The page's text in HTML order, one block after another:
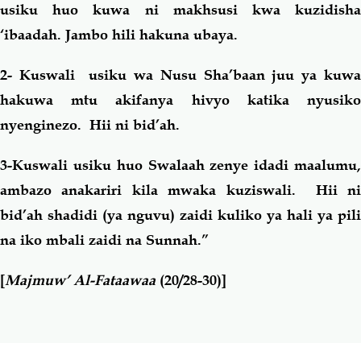
usiku huo kuwa ni makhsusi kwa kuzidisha
‘ibaadah. Jambo hili hakuna ubaya.
2- Kuswali usiku wa Nusu Sha’baan juu ya kuwa
hakuwa mtu akifanya hivyo katika nyusiko
nyenginezo. Hii ni bid’ah.
3-Kuswali usiku huo Swalaah zenye idadi maalumu,
ambazo anakariri kila mwaka kuziswali. Hii ni
bid’ah shadidi (ya nguvu) zaidi kuliko ya hali ya pili
na iko mbali zaidi na Sunnah.”
[Majmuw’ Al-Fataawaa (20/28-30)]